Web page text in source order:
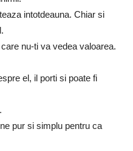
intotdeauna. Chiar si
nu-ti va vedea valoarea.
el, il porti si poate fi
pur si simplu pentru ca